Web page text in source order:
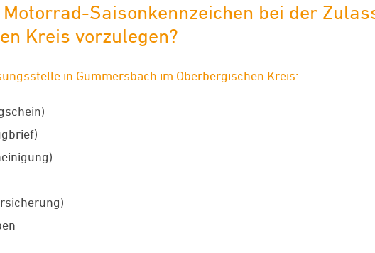
Saisonkennzeichen bei der
Kreis vorzulegen?
in Gummersbach im Oberbergischen Kreis: